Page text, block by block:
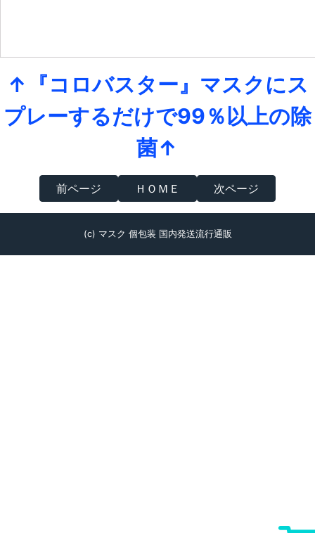
↑『コロバスター』マスクにス
プレーするだけで99％以上の除
菌↑
前ページ ＨＯＭＥ 次ページ
(c) マスク 個包装 国内発送流行通販